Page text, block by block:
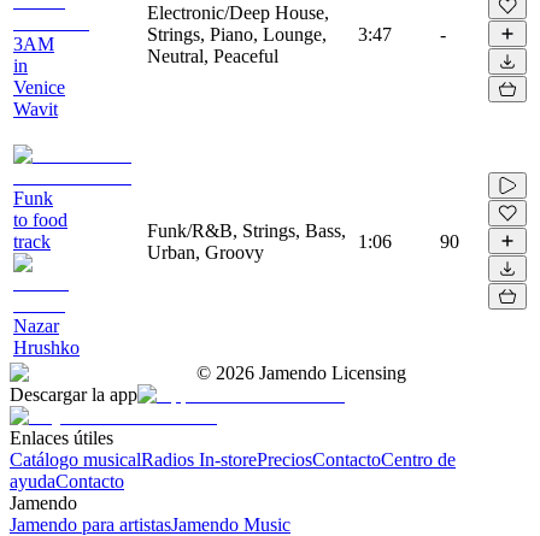
3AM
in
Venice
Wavit
Electronic/Deep House,
Strings, Piano, Lounge,
Neutral, Peaceful
3:47 -
Funk
to food
track
Nazar
Hrushko
Funk/R&B, Strings, Bass,
Urban, Groovy
1:06 90
© 2026 Jamendo Licensing
Descargar la app
Enlaces útiles
Catálogo musicalRadios In-storePreciosContactoCentro de
ayudaContacto
Jamendo
Jamendo para artistasJamendo Music